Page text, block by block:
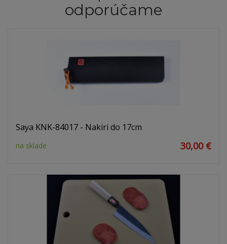
odporúčame
Saya KNK-84017 - Nakiri do 17cm
na sklade 30,00 €